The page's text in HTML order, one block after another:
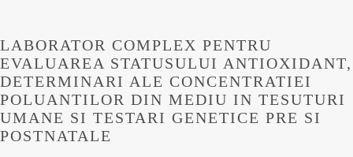
LABORATOR COMPLEX PENTRU
EVALUAREA STATUSULUI ANTIOXIDANT,
DETERMINARI ALE CONCENTRATIEI
POLUANTILOR DIN MEDIU IN TESUTURI
UMANE SI TESTARI GENETICE PRE SI
POSTNATALE